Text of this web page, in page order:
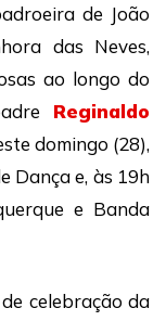
de João
das Neves,
ao longo do
Reginaldo
domingo (28),
Dança e, às 19h
e Banda
celebração da